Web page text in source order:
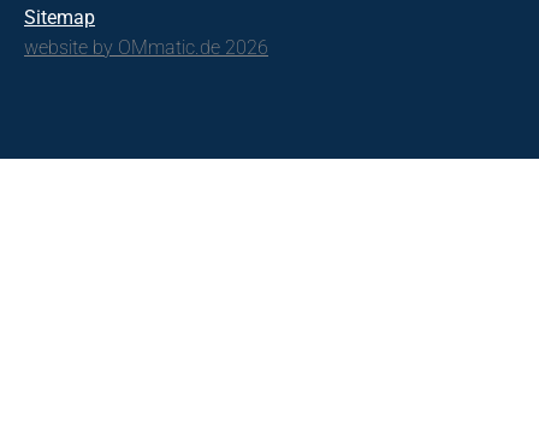
Sitemap
website by OMmatic.de 2026